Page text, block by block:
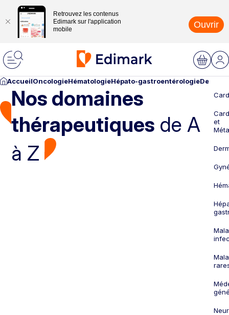
Retrouvez les contenus
Edimark sur l'application
mobile
Ouvrir
AccueilOncologieHématologieHépato-gastroentérologie
Nos domaines
thérapeutiques de A
à Z
et